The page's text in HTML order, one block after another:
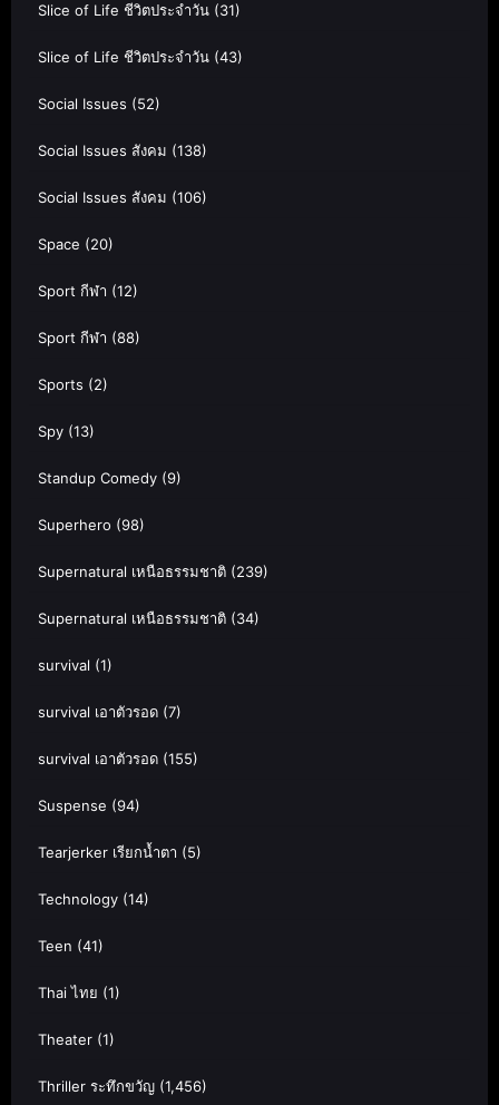
Slice of Life ชีวิตประจำวัน (31)
Slice of Life ชีวิตประจำวัน (43)
Social Issues (52)
Social Issues สังคม (138)
Social Issues สังคม (106)
Space (20)
Sport กีฬา (12)
Sport กีฬา (88)
Sports (2)
Spy (13)
Standup Comedy (9)
Superhero (98)
Supernatural เหนือธรรมชาติ (239)
Supernatural เหนือธรรมชาติ (34)
survival (1)
survival เอาตัวรอด (7)
survival เอาตัวรอด (155)
Suspense (94)
Tearjerker เรียกน้ำตา (5)
Technology (14)
Teen (41)
Thai ไทย (1)
Theater (1)
Thriller ระทึกขวัญ (1,456)